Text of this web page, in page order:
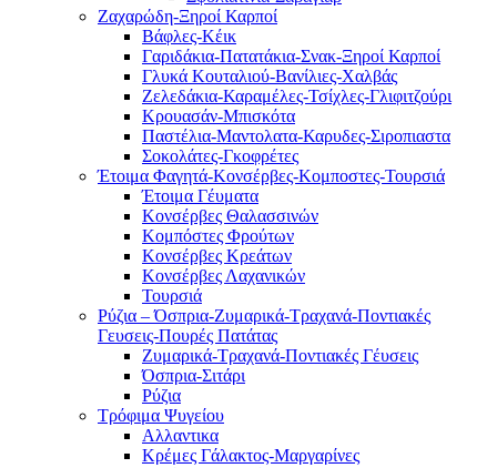
Ζαχαρώδη-Ξηροί Καρποί
Βάφλες-Κέικ
Γαριδάκια-Πατατάκια-Σνακ-Ξηροί Καρποί
Γλυκά Κουταλιού-Βανίλιες-Χαλβάς
Ζελεδάκια-Καραμέλες-Τσίχλες-Γλιφιτζούρι
Κρουασάν-Μπισκότα
Παστέλια-Μαντολατα-Καρυδες-Σιροπιαστα
Σοκολάτες-Γκοφρέτες
Έτοιμα Φαγητά-Κονσέρβες-Κομποστες-Τουρσιά
Έτοιμα Γέυματα
Κονσέρβες Θαλασσινών
Κομπόστες Φρούτων
Κονσέρβες Κρεάτων
Κονσέρβες Λαχανικών
Τουρσιά
Ρύζια – Όσπρια-Ζυμαρικά-Τραχανά-Ποντιακές
Γευσεις-Πουρές Πατάτας
Ζυμαρικά-Τραχανά-Ποντιακές Γέυσεις
Όσπρια-Σιτάρι
Ρύζια
Τρόφιμα Ψυγείου
Αλλαντικα
Κρέμες Γάλακτος-Μαργαρίνες